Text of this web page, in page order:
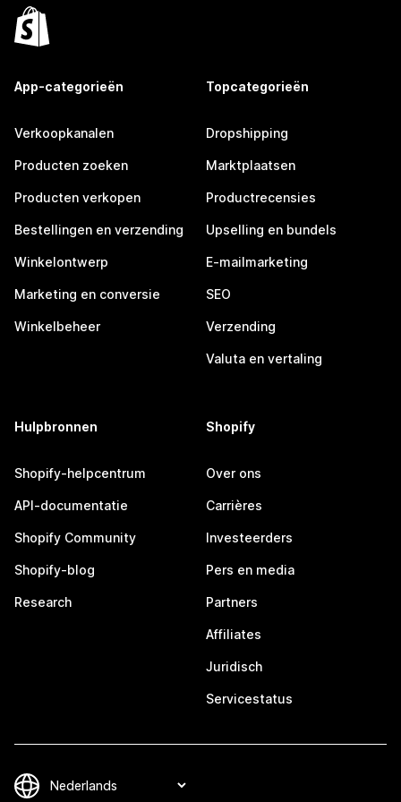
App-categorieën
Verkoopkanalen
Producten zoeken
Producten verkopen
Bestellingen en verzending
Winkelontwerp
Marketing en conversie
Winkelbeheer
Topcategorieën
Dropshipping
Marktplaatsen
Productrecensies
Upselling en bundels
E-mailmarketing
SEO
Verzending
Valuta en vertaling
Hulpbronnen
Shopify-helpcentrum
API-documentatie
Shopify Community
Shopify-blog
Research
Shopify
Over ons
Carrières
Investeerders
Pers en media
Partners
Affiliates
Juridisch
Servicestatus